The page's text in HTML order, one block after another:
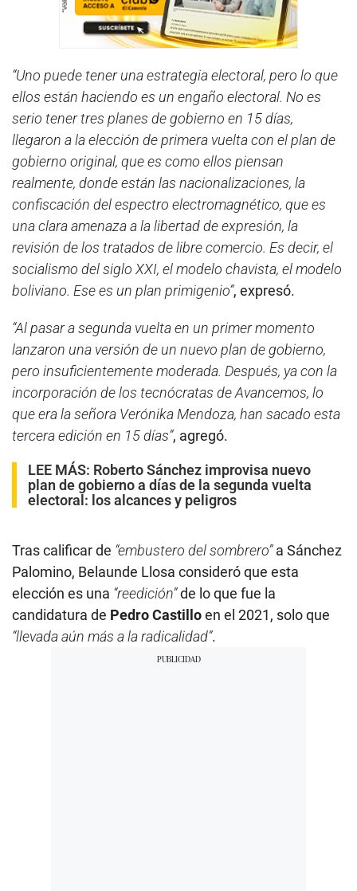
“Uno puede tener una estrategia electoral, pero lo que
ellos están haciendo es un engaño electoral. No es
serio tener tres planes de gobierno en 15 días,
llegaron a la elección de primera vuelta con el plan de
gobierno original, que es como ellos piensan
realmente, donde están las nacionalizaciones, la
confiscación del espectro electromagnético, que es
una clara amenaza a la libertad de expresión, la
revisión de los tratados de libre comercio. Es decir, el
socialismo del siglo XXI, el modelo chavista, el modelo
boliviano. Ese es un plan primigenio”, expresó.
“Al pasar a segunda vuelta en un primer momento
lanzaron una versión de un nuevo plan de gobierno,
pero insuficientemente moderada. Después, ya con la
incorporación de los tecnócratas de Avancemos, lo
que era la señora Verónika Mendoza, han sacado esta
tercera edición en 15 días”, agregó.
LEE MÁS: Roberto Sánchez improvisa nuevo
plan de gobierno a días de la segunda vuelta
electoral: los alcances y peligros
Tras calificar de “embustero del sombrero”a Sánchez
Palomino, Belaunde Llosa consideró que esta
elección es una “reedición”de lo que fue la
candidatura de Pedro Castilloen el 2021, solo que
“llevada aún más a la radicalidad”.